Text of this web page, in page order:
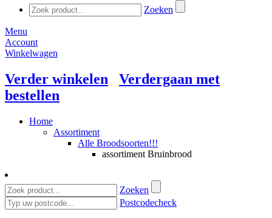
Zoeken
Menu
Account
Winkelwagen
Verder winkelen
Verdergaan met
bestellen
Home
Assortiment
Alle Broodsoorten!!!
assortiment Bruinbrood
Zoeken
Postcodecheck